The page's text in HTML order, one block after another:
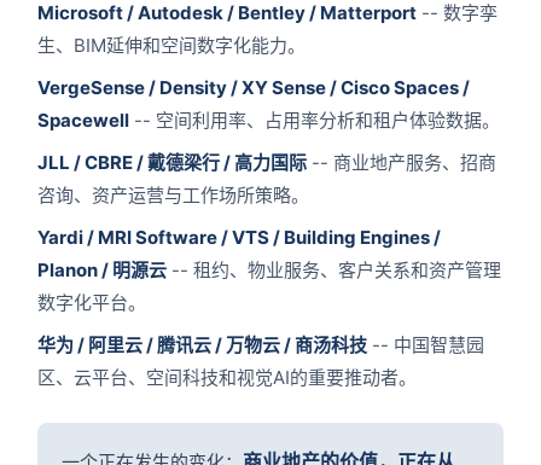
Microsoft / Autodesk / Bentley / Matterport -- 数字孪
生、BIM延伸和空间数字化能力。
VergeSense / Density / XY Sense / Cisco Spaces /
Spacewell -- 空间利用率、占用率分析和租户体验数据。
JLL / CBRE / 戴德梁行 / 高力国际 -- 商业地产服务、招商
咨询、资产运营与工作场所策略。
Yardi / MRI Software / VTS / Building Engines /
Planon / 明源云 -- 租约、物业服务、客户关系和资产管理
数字化平台。
华为 / 阿里云 / 腾讯云 / 万物云 / 商汤科技 -- 中国智慧园
区、云平台、空间科技和视觉AI的重要推动者。